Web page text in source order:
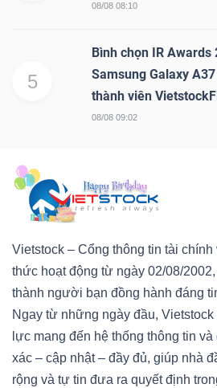
08/08 08:10
5
Bình chọn IR
Samsung Galaxy
thành viên
08/08 09:02
Vietstock – Cổng thông tin tài
thức hoạt động từ ngày 02/08/
thành người bạn đồng hành đáng
Ngay từ những ngày đầu,
lực mang đến hệ thống thông tin
xác – cập nhật – đầy đủ, giúp nhà
rộng và tự tin đưa ra quyết định